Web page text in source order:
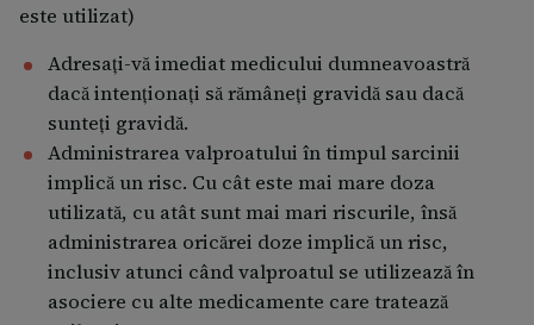
este utilizat)
Adresați-vă imediat medicului dumneavoastră
dacă intenționați să rămâneți gravidă sau dacă
sunteți gravidă.
Administrarea valproatului în timpul sarcinii
implică un risc. Cu cât este mai mare doza
utilizată, cu atât sunt mai mari riscurile, însă
administrarea oricărei doze implică un risc,
inclusiv atunci când valproatul se utilizează în
asociere cu alte medicamente care tratează